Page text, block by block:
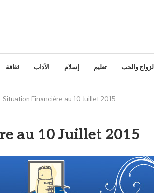
ثقافة الآداب إسلام تعليم الزواج والحب
Situation Financière au 10 Juillet 2015
au 10 Juillet 2015